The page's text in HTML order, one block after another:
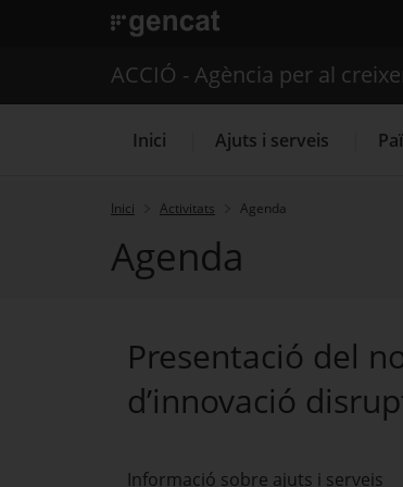
. Obre en una nova finestra.
Serveis
ACCIÓ - Agència per al
Inici Ajuts i serveis
Inici Activitats Agenda
Agenda
Presentació del
d’innovació
Informació sobre ajuts i serveis